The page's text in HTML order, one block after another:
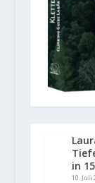
in
10. Juli